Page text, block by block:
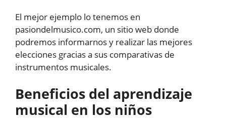
El mejor ejemplo lo tenemos en
pasiondelmusico.com, un sitio web donde
podremos informarnos y realizar las mejores
elecciones gracias a sus comparativas de
instrumentos musicales.
Beneficios del aprendizaje
musical en los niños